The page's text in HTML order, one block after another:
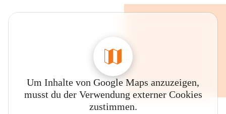
Um Inhalte von Google Maps anzuzeigen,
musst du der Verwendung externer Cookies
zustimmen.